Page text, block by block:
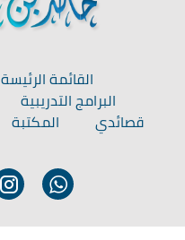
القائمة الرئيسة
البرامج التدريبية
قصائدي
المكتبة